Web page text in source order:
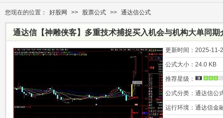
您现在的位置： 好股网 >> 股票公式 >> 通达信公式
通达信【神雕侠客】多重技术捕捉买入机会与机构大单同期
码
更新时间： 2025-11-
公式大小： 24.0 KB
推荐星级：
公式分类： 通达信公
运行环境： 通达信金